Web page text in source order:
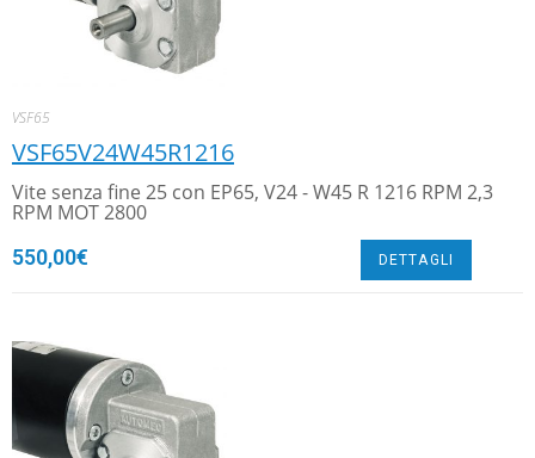
VSF65
VSF65V24W45R1216
Vite senza fine 25 con EP65, V24 - W45 R 1216 RPM 2,3
RPM MOT 2800
550,00€ DETTAGLI